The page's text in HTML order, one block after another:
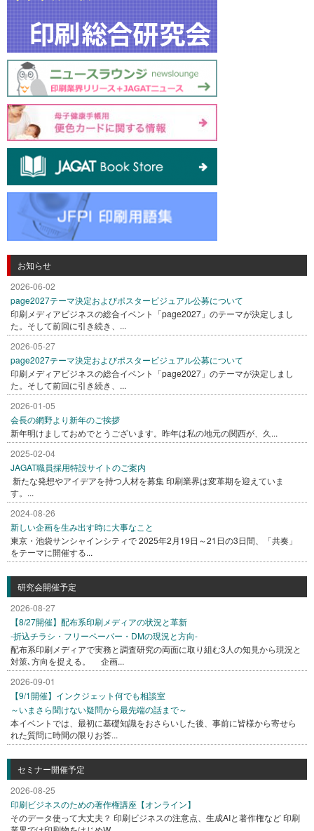
お知らせ
2026-06-02
page2027テーマ決定およびポスタービジュアル公募について
印刷メディアビジネスの総合イベント「page2027」のテーマが決定しまし
た。そして前回に引き続き、...
2026-05-27
page2027テーマ決定およびポスタービジュアル公募について
印刷メディアビジネスの総合イベント「page2027」のテーマが決定しまし
た。そして前回に引き続き、...
2026-01-05
会長の網野より新年のご挨拶
新年明けましておめでとうございます。昨年は私の地元の関西が、久...
2025-02-04
JAGAT職員採用特設サイトのご案内
新たな発想やアイデアを持つ人材を募集 印刷業界は変革期を迎えていま
す。...
2024-08-26
新しい企画を生み出す時に大事なこと
東京・池袋サンシャインシティで 2025年2月19日～21日の3日間、「共奏」
をテーマに開催する...
研究会開催予定
2026-08-27
【8/27開催】配布系印刷メディアの状況と革新
-折込チラシ・フリーペーパー・DMの現況と方向-
配布系印刷メディアで実務と調査研究の両面に取り組む3人の知見から現況と
対策､方向を捉える。 企画...
2026-09-01
【9/1開催】インクジェット何でも相談室
～いまさら聞けない疑問から最先端の話まで～
本イベントでは、最初に基礎知識をおさらいした後、事前に皆様から寄せら
れた質問に時間の限りお答...
セミナー開催予定
2026-08-25
印刷ビジネスのための著作権講座【オンライン】
そのデータ使って大丈夫？ 印刷ビジネスの注意点、生成AIと著作権など 印刷